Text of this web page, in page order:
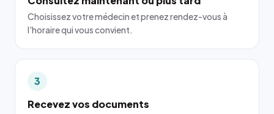
Choisissez votre médecin et prenez rendez-vous à
l'horaire qui vous convient.
3
Recevez vos documents